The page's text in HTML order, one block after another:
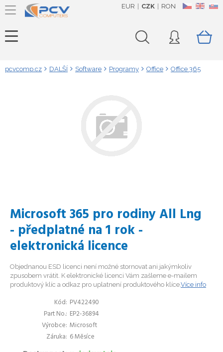
CZ EN SK
EUR CZK RON
pcvcomp.cz DALŠÍ Software Programy Office Office 365
Microsoft 365 pro rodiny All Lng
- předplatné na 1 rok -
elektronická licence
Objednanou ESD licenci není možné stornovat ani jakýmkoliv
zpusobem vrátit. K elektronické licenci Vám zašleme e-mailem
produktový klíc a odkaz pro uplatnení produktového klíce.Více info
Kód PV422490
Part No. EP2-36894
Výrobce Microsoft
Záruka 6 Měsíce